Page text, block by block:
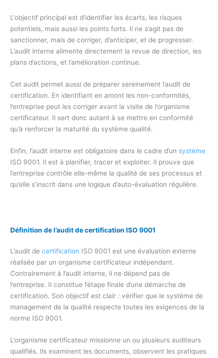
L’objectif principal est d’identifier les écarts, les risques
potentiels, mais aussi les points forts. Il ne s’agit pas de
sanctionner, mais de corriger, d’anticiper, et de progresser.
L’audit interne alimente directement la revue de direction, les
plans d’actions, et l’amélioration continue.
Cet audit permet aussi de préparer sereinement l’audit de
certification. En identifiant en amont les non-conformités,
l’entreprise peut les corriger avant la visite de l’organisme
certificateur. Il sert donc autant à se mettre en conformité
qu’à renforcer la maturité du système qualité.
Enfin, l’audit interne est obligatoire dans le cadre d’un système
ISO 9001. Il est à planifier, tracer et exploiter. Il prouve que
l’entreprise contrôle elle-même la qualité de ses processus et
qu’elle s’inscrit dans une logique d’auto-évaluation régulière.
Définition de l’audit de certification ISO 9001
L’audit decertification ISO 9001 est une évaluation externe
réalisée par un organisme certificateur indépendant.
Contrairement à l’audit interne, il ne dépend pas de
l’entreprise. Il constitue l’étape finale d’une démarche de
certification. Son objectif est clair : vérifier que le système de
management de la qualité respecte toutes les exigences de la
norme ISO 9001.
L’organisme certificateur missionne un ou plusieurs auditeurs
qualifiés. Ils examinent les documents, observent les pratiques